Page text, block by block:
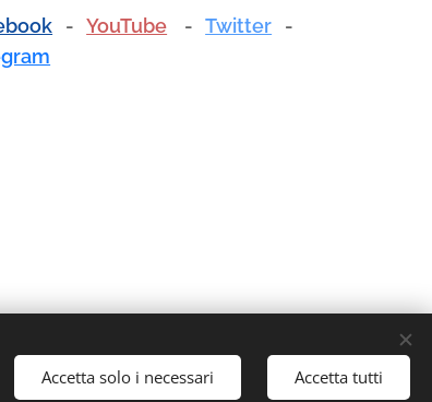
-YouTube -Twitter
-
cell: 348.5902903 - E-mail: info@traslochi2000bo.it
Accetta solo i necessari Accetta tutti